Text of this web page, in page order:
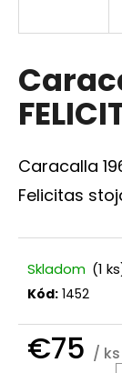
Caracalla
Felicitas
Skladom (1
Kód: 1452
€75 / ks
s
ť
?
O
d
p
o